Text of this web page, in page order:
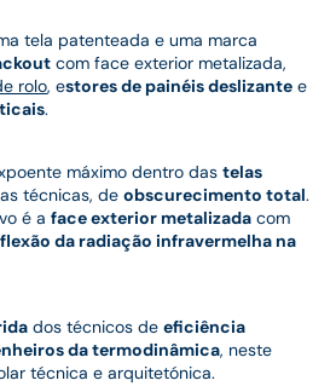
tela patenteada e uma marca
com face exterior metalizada,
rolo, estores de painéis deslizante e
.
máximo dentro das telas
técnicas, de obscurecimento total.
é a face exterior metalizada com
da radiação infravermelha na
dos técnicos de eficiência
da termodinâmica, neste
técnica e arquitetónica.